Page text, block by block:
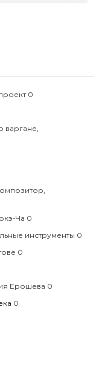
0
Ча 0
инструменты 0
0
Ерошева 0
0